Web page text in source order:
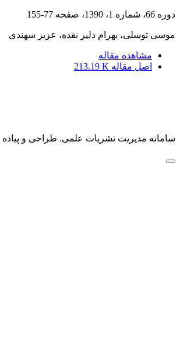
دوره 66، شماره 1، 1390، صفحه 77-155
موسی توسلی، بهرام دلیر نقده، عزیز سهندی
مشاهده مقاله
اصل مقاله 213.19 K
سامانه مدیریت نشریات علمی. طراحی و